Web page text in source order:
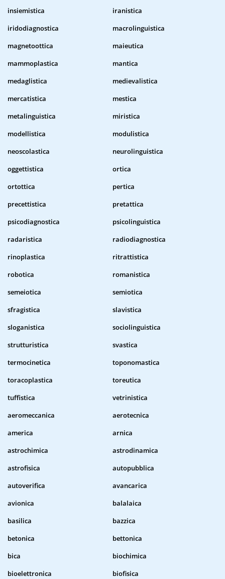
insiemistica
iranistica
iridodiagnostica
macrolinguistica
magnetoottica
maieutica
mammoplastica
mantica
medaglistica
medievalistica
mercatistica
mestica
metalinguistica
miristica
modellistica
modulistica
neoscolastica
neurolinguistica
oggettistica
ortica
ortottica
pertica
precettistica
pretattica
psicodiagnostica
psicolinguistica
radaristica
radiodiagnostica
rinoplastica
ritrattistica
robotica
romanistica
semeiotica
semiotica
sfragistica
slavistica
sloganistica
sociolinguistica
strutturistica
svastica
termocinetica
toponomastica
toracoplastica
toreutica
tuffistica
vetrinistica
aeromeccanica
aerotecnica
america
arnica
astrochimica
astrodinamica
astrofisica
autopubblica
autoverifica
avancarica
avionica
balalaica
basilica
bazzica
betonica
bettonica
bica
biochimica
bioelettronica
biofisica